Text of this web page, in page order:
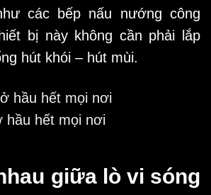
các bếp nấu nướng công
bị này không cần phải lắp
hút khói – hút mùi.
hầu hết mọi nơi
giữa lò vi sóng